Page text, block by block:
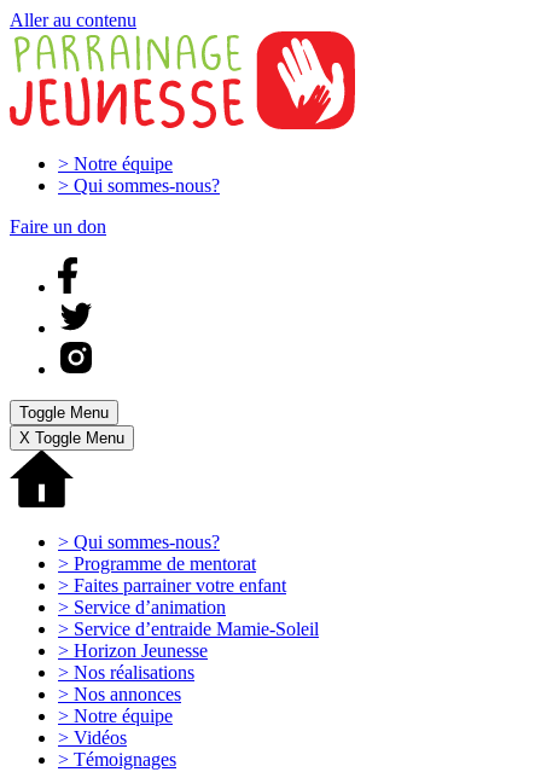
Aller au contenu
> Notre équipe
> Qui sommes-nous?
Faire un don
Toggle Menu
X Toggle Menu
> Qui sommes-nous?
> Programme de mentorat
> Faites parrainer votre enfant
> Service d’animation
> Service d’entraide Mamie-Soleil
> Horizon Jeunesse
> Nos réalisations
> Nos annonces
> Notre équipe
> Vidéos
> Témoignages